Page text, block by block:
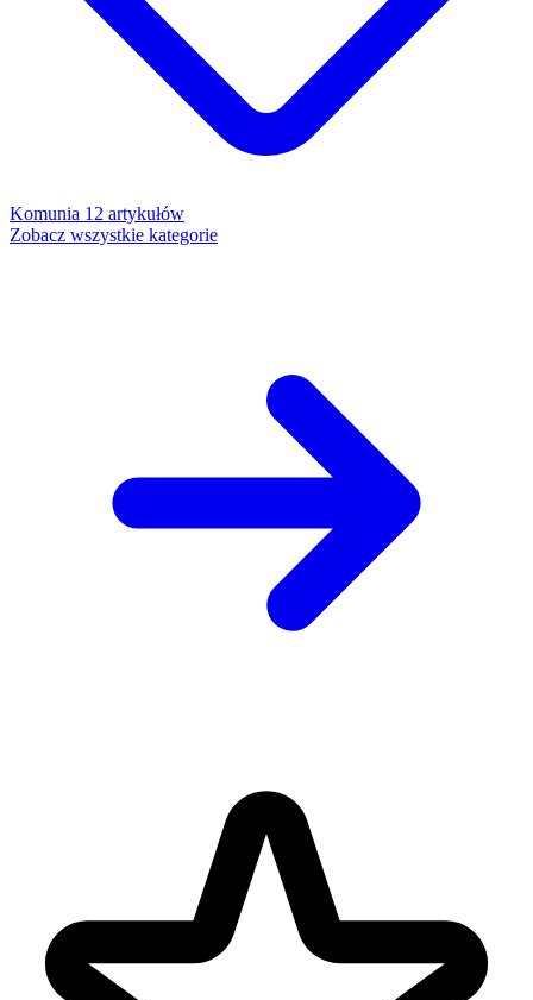
Komunia 12 artykułów
Zobacz wszystkie kategorie